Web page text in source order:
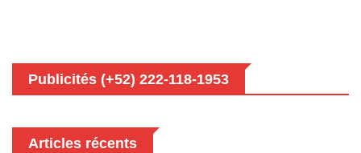
Publicités (+52) 222-118-1953
Articles récents